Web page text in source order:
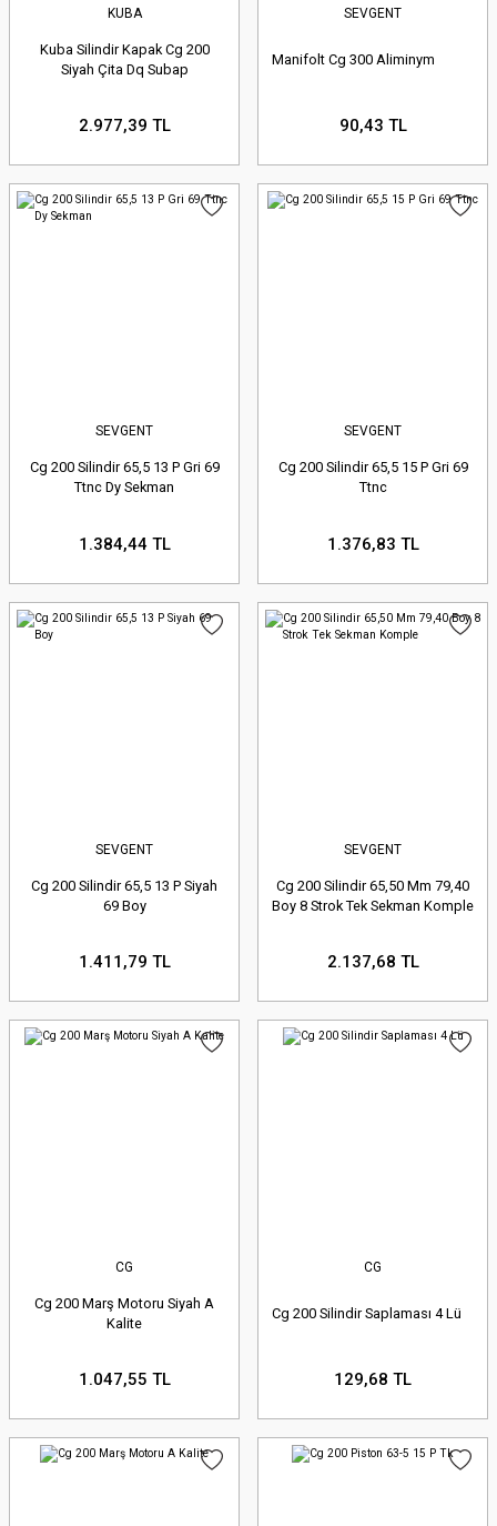
KUBA
Kuba Silindir Kapak Cg 200
Siyah Çita Dq Subap
2.977,39 TL
SEVGENT
Manifolt Cg 300 Aliminym
90,43 TL
SEVGENT
Cg 200 Silindir 65,5 13 P Gri 69
Ttnc Dy Sekman
1.384,44 TL
SEVGENT
Cg 200 Silindir 65,5 15 P Gri 69
Ttnc
1.376,83 TL
SEVGENT
Cg 200 Silindir 65,5 13 P Siyah
69 Boy
1.411,79 TL
SEVGENT
Cg 200 Silindir 65,50 Mm 79,40
Boy 8 Strok Tek Sekman Komple
2.137,68 TL
CG
Cg 200 Marş Motoru Siyah A
Kalite
1.047,55 TL
CG
Cg 200 Silindir Saplaması 4 Lü
129,68 TL